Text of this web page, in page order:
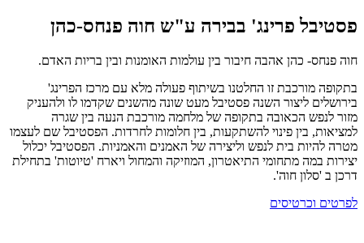
פסטיבל פרינג' בבירה ע"ש חוה פנחס-כהן
חוה פנחס- כהן אהבה חיבור בין עולמות האומנות ובין בריות האדם.
בתקופה מורכבת זו החלטנו בשיתוף פעולה מלא עם מרכז הפרינג'
בירושלים ליצור השנה פסטיבל מעט שונה מהשנים שקדמו לו ולהעניק
מזור לנפש הכאובה בתקופה של מלחמה מורכבת הנעה בין שגרה
למציאות, בין פינוי להשתקעות, בין חלומות לחרדות. הפסטיבל שם לעצמו
מטרה להיות בית לנפש וליצירה של האמנים והאמניות. הפסטיבל יכלול
יצירות במה מתחומי התיאטרון, המוזיקה והמחול ויארח 'טיוטות' בתחילת
דרכן ב 'סלון חוה'.
לפרטים וכרטיסים